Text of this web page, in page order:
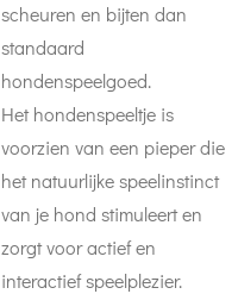
scheuren en bijten dan
standaard
hondenspeelgoed.
Het hondenspeeltje is
voorzien van een pieper die
het natuurlijke speelinstinct
van je hond stimuleert en
zorgt voor actief en
interactief speelplezier.